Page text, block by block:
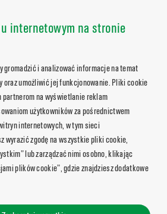
internetowym na stronie
gromadzić i analizować informacje na temat
oraz umożliwić jej funkcjonowanie. Pliki cookie
partnerom na wyświetlanie reklam
użytkowników za pośrednictwem
internetowych, w tym sieci
wyrazić zgodę na wszystkie pliki cookie,
lub zarządzać nimi osobno, klikając
plików cookie”, gdzie znajdziesz dodatkowe